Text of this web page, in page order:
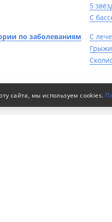
5
С
по заболеваниям С
Грыжи
сайта, мы используем cookies.